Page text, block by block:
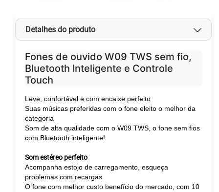
Detalhes do produto
Fones de ouvido W09 TWS sem fio,
Bluetooth Inteligente e Controle
Touch
Leve, confortável e com encaixe perfeito
Suas músicas preferidas com o fone eleito o melhor da
categoria
Som de alta qualidade com o W09 TWS, o fone sem fios
com Bluetooth inteligente!
Som estéreo perfeito
Acompanha estojo de carregamento, esqueça
problemas com recargas
O fone com melhor custo benefício do mercado, com 10